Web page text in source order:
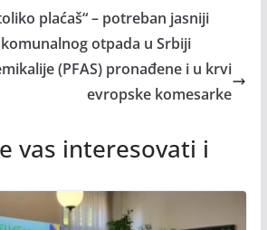
plaćaš“ – potreban jasniji
otpada u Srbiji
(PFAS) pronađene i u krvi
evropske komesarke
vas interesovati i